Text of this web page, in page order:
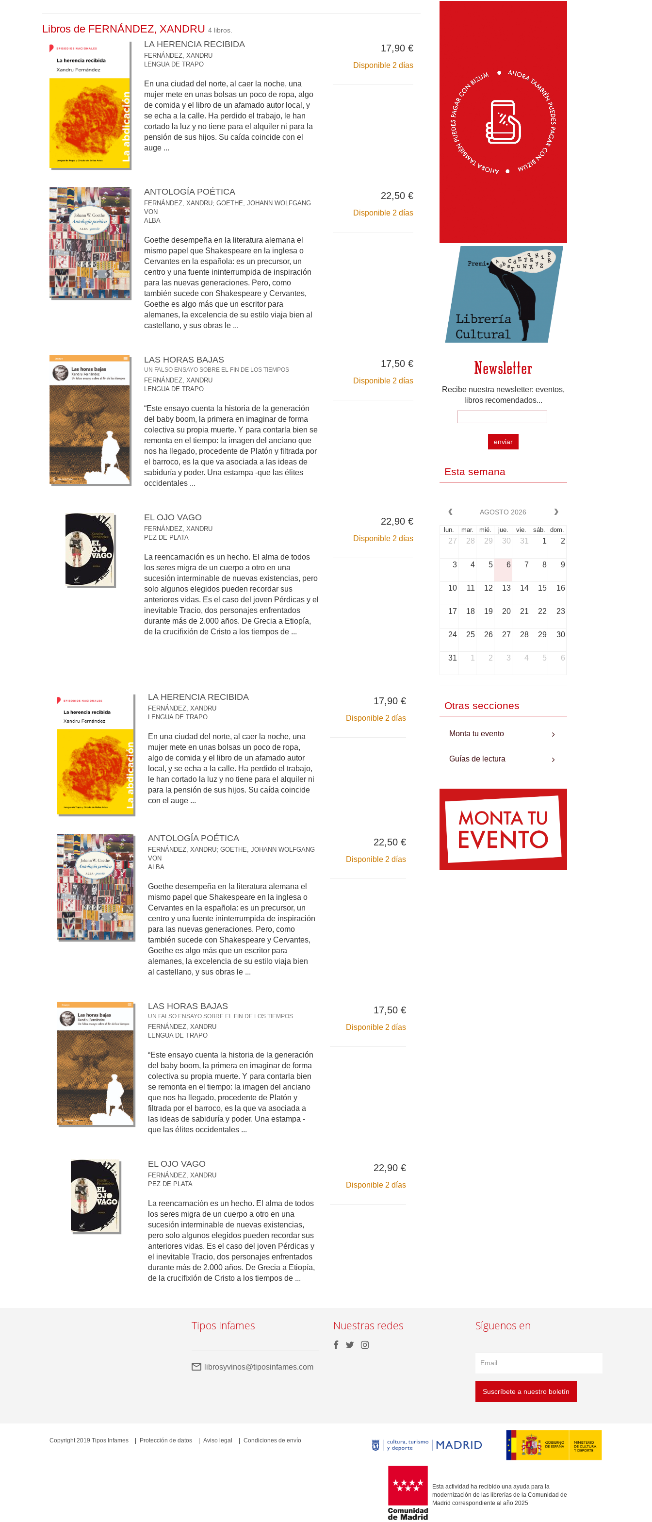
Libros de FERNÁNDEZ, XANDRU 4 libros.
LA HERENCIA RECIBIDA
FERNÁNDEZ, XANDRU
LENGUA DE TRAPO
En una ciudad del norte, al caer la noche, una
mujer mete en unas bolsas un poco de ropa, algo
de comida y el libro de un afamado autor local, y
se echa a la calle. Ha perdido el trabajo, le han
cortado la luz y no tiene para el alquiler ni para la
pensión de sus hijos. Su caída coincide con el
auge ...
17,90 €
Disponible 2 días
ANTOLOGÍA POÉTICA
FERNÁNDEZ, XANDRU; GOETHE, JOHANN WOLFGANG
VON
ALBA
Goethe desempeña en la literatura alemana el
mismo papel que Shakespeare en la inglesa o
Cervantes en la española: es un precursor, un
centro y una fuente ininterrumpida de inspiración
para las nuevas generaciones. Pero, como
también sucede con Shakespeare y Cervantes,
Goethe es algo más que un escritor para
alemanes, la excelencia de su estilo viaja bien al
castellano, y sus obras le ...
22,50 €
Disponible 2 días
LAS HORAS BAJAS
UN FALSO ENSAYO SOBRE EL FIN DE LOS TIEMPOS
FERNÁNDEZ, XANDRU
LENGUA DE TRAPO
“Este ensayo cuenta la historia de la generación
del baby boom, la primera en imaginar de forma
colectiva su propia muerte. Y para contarla bien se
remonta en el tiempo: la imagen del anciano que
nos ha llegado, procedente de Platón y filtrada por
el barroco, es la que va asociada a las ideas de
sabiduría y poder. Una estampa -que las élites
occidentales ...
17,50 €
Disponible 2 días
EL OJO VAGO
FERNÁNDEZ, XANDRU
PEZ DE PLATA
La reencarnación es un hecho. El alma de todos
los seres migra de un cuerpo a otro en una
sucesión interminable de nuevas existencias, pero
solo algunos elegidos pueden recordar sus
anteriores vidas. Es el caso del joven Pérdicas y el
inevitable Tracio, dos personajes enfrentados
durante más de 2.000 años. De Grecia a Etiopía,
de la crucifixión de Cristo a los tiempos de ...
22,90 €
Disponible 2 días
LA HERENCIA RECIBIDA
FERNÁNDEZ, XANDRU
LENGUA DE TRAPO
En una ciudad del norte, al caer la noche, una
mujer mete en unas bolsas un poco de ropa,
algo de comida y el libro de un afamado autor
local, y se echa a la calle. Ha perdido el trabajo,
le han cortado la luz y no tiene para el alquiler ni
para la pensión de sus hijos. Su caída coincide
con el auge ...
17,90 €
Disponible 2 días
ANTOLOGÍA POÉTICA
FERNÁNDEZ, XANDRU; GOETHE, JOHANN WOLFGANG
VON
ALBA
Goethe desempeña en la literatura alemana el
mismo papel que Shakespeare en la inglesa o
Cervantes en la española: es un precursor, un
centro y una fuente ininterrumpida de inspiración
para las nuevas generaciones. Pero, como
también sucede con Shakespeare y Cervantes,
Goethe es algo más que un escritor para
alemanes, la excelencia de su estilo viaja bien
al castellano, y sus obras le ...
22,50 €
Disponible 2 días
LAS HORAS BAJAS
UN FALSO ENSAYO SOBRE EL FIN DE LOS TIEMPOS
FERNÁNDEZ, XANDRU
LENGUA DE TRAPO
“Este ensayo cuenta la historia de la generación
del baby boom, la primera en imaginar de forma
colectiva su propia muerte. Y para contarla bien
se remonta en el tiempo: la imagen del anciano
que nos ha llegado, procedente de Platón y
filtrada por el barroco, es la que va asociada a
las ideas de sabiduría y poder. Una estampa -
que las élites occidentales ...
17,50 €
Disponible 2 días
EL OJO VAGO
FERNÁNDEZ, XANDRU
PEZ DE PLATA
La reencarnación es un hecho. El alma de todos
los seres migra de un cuerpo a otro en una
sucesión interminable de nuevas existencias,
pero solo algunos elegidos pueden recordar sus
anteriores vidas. Es el caso del joven Pérdicas y
el inevitable Tracio, dos personajes enfrentados
durante más de 2.000 años. De Grecia a Etiopía,
de la crucifixión de Cristo a los tiempos de ...
22,90 €
Disponible 2 días
Newsletter
Recibe nuestra newsletter: eventos,
libros recomendados...
enviar
Esta semana
AGOSTO 2026
lun. mar. mié. jue. vie. sáb. dom.
27 28 29 30 31 1 2
3 4 5 6 7 8 9
10 11 12 13 14 15 16
17 18 19 20 21 22 23
24 25 26 27 28 29 30
31 1 2 3 4 5 6
Otras secciones
Monta tu evento
Guías de lectura
Tipos Infames
librosyvinos@tiposinfames.com
Nuestras redes Síguenos en
Suscríbete a nuestro boletín
Esta actividad ha recibido una ayuda para la
modernización de las librerías de la Comunidad de
Madrid correspondiente al año 2025
Copyright 2019 Tipos Infames Protección de datos Aviso legal Condiciones de envío